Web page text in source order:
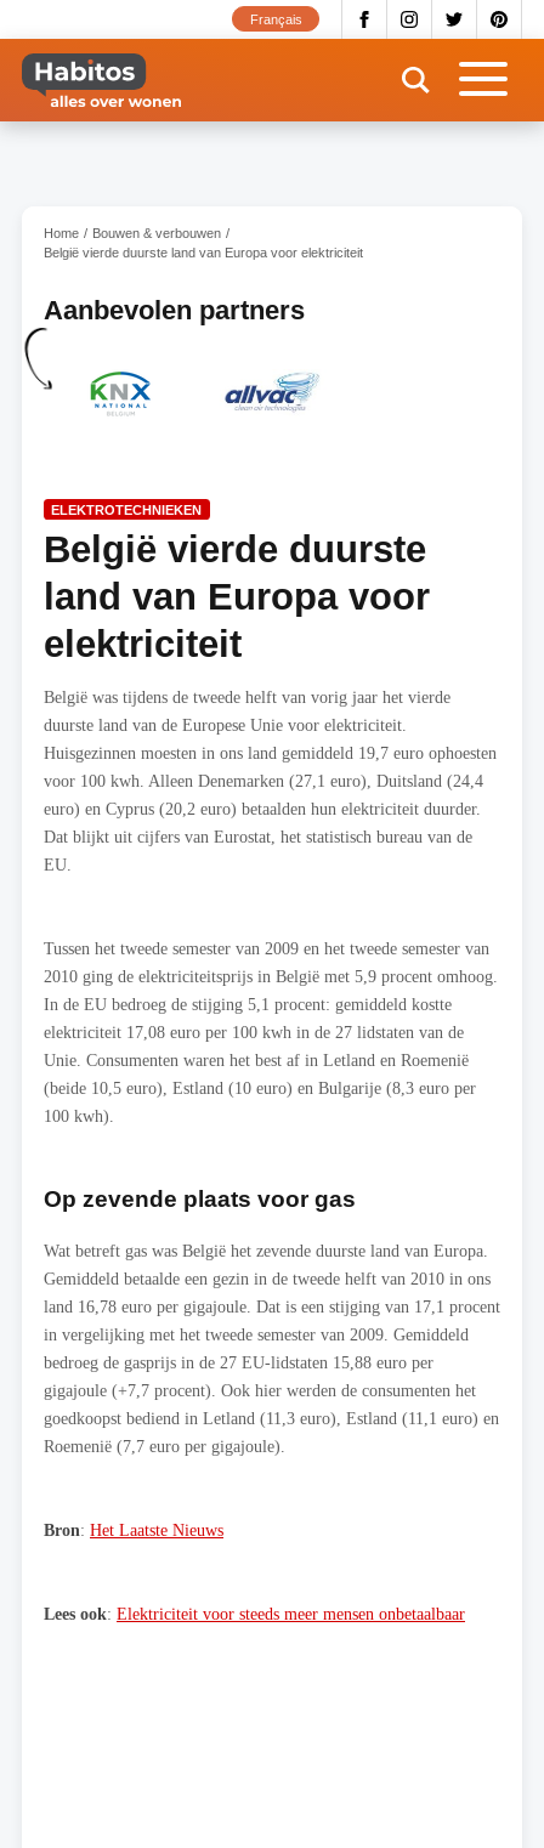
naar
inhoud
gaan
Français
Home
Bouwen & verbouwen
België vierde duurste land van Europa voor elektriciteit
Aanbevolen partners
ELEKTROTECHNIEKEN
België vierde duurste
land van Europa voor
elektriciteit
België was tijdens de tweede helft van vorig jaar het vierde
duurste land van de Europese Unie voor elektriciteit.
Huisgezinnen moesten in ons land gemiddeld 19,7 euro ophoesten
voor 100 kwh. Alleen Denemarken (27,1 euro), Duitsland (24,4
euro) en Cyprus (20,2 euro) betaalden hun elektriciteit duurder.
Dat blijkt uit cijfers van Eurostat, het statistisch bureau van de
EU.
Tussen het tweede semester van 2009 en het tweede semester van
2010 ging de elektriciteitsprijs in België met 5,9 procent omhoog.
In de EU bedroeg de stijging 5,1 procent: gemiddeld kostte
elektriciteit 17,08 euro per 100 kwh in de 27 lidstaten van de
Unie. Consumenten waren het best af in Letland en Roemenië
(beide 10,5 euro), Estland (10 euro) en Bulgarije (8,3 euro per
100 kwh).
Op zevende plaats voor gas
Wat betreft gas was België het zevende duurste land van Europa.
Gemiddeld betaalde een gezin in de tweede helft van 2010 in ons
land 16,78 euro per gigajoule. Dat is een stijging van 17,1 procent
in vergelijking met het tweede semester van 2009. Gemiddeld
bedroeg de gasprijs in de 27 EU-lidstaten 15,88 euro per
gigajoule (+7,7 procent). Ook hier werden de consumenten het
goedkoopst bediend in Letland (11,3 euro), Estland (11,1 euro) en
Roemenië (7,7 euro per gigajoule).
Bron: Het Laatste Nieuws
Lees ook: Elektriciteit voor steeds meer mensen onbetaalbaar